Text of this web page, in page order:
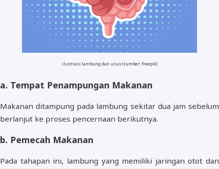
ilustrasi lambung dan usus (sumber: freepik)
a. Tempat Penampungan Makanan
Makanan ditampung pada lambung sekitar dua jam sebelum
berlanjut ke proses pencernaan berikutnya.
b. Pemecah Makanan
Pada tahapan ini, lambung yang memiliki jaringan otot dan